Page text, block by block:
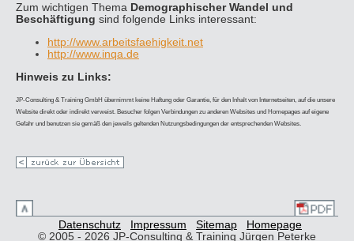
Zum wichtigen Thema Demographischer Wandel und
Beschäftigung sind folgende Links interessant:
http://www.arbeitsfaehigkeit.net
http://www.inqa.de
Hinweis zu Links:
JP-Consulting & Training GmbH übernimmt keine Haftung oder Garantie, für den Inhalt von Internetseiten, auf die unsere
Website direkt oder indirekt verweist. Besucher folgen Verbindungen zu anderen Websites und Homepages auf eigene
Gefahr und benutzen sie gemäß den jeweils geltenden Nutzungsbedingungen der entsprechenden Websites.
Datenschutz Impressum Sitemap
Homepage
© 2005 - 2026 JP-Consulting & Training Jürgen Peterke